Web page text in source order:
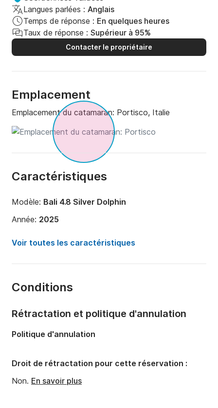
Langues parlées : Anglais
Temps de réponse : En quelques heures
Taux de réponse : Supérieur à 95%
Contacter le propriétaire
Emplacement
Emplacement du catamaran: Portisco, Italie
Caractéristiques
Modèle: Bali 4.8 Silver Dolphin
Année: 2025
Capacité à bord:
10 personnes
Nombre de salles de bains:
Longueur:
Puissance moteur:160cv
Voir toutes les caractéristiques
Conditions
Rétractation et politique d'annulation
Politique d'annulation
Droit de rétractation pour cette réservation :
Non. En savoir plus